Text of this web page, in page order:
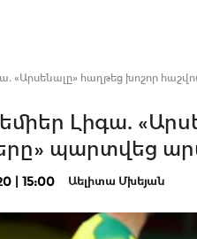
«Արսենալը» հաղթեց խոշոր
Լիգա.
պարտվեց
| 15:00 Աելիտա Մխեյան